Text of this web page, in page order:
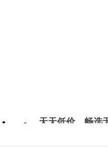
天天低价，畅选